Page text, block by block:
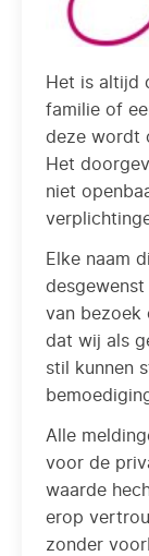
Het is altijd
familie of
deze wordt
Het
niet
Elke naam
van bezoek
dat wij als
stil kunnen
Alle
voor de
waarde
erop
zonder